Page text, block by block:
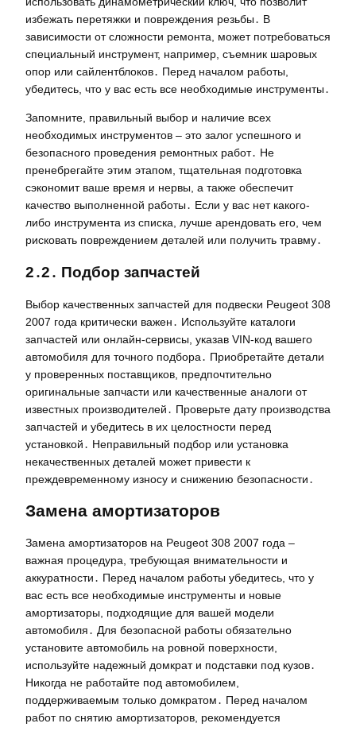
избежать перетяжки и повреждения резьбы․ В
зависимости от сложности ремонта, может потребоваться
специальный инструмент, например, съемник шаровых
опор или сайлентблоков․ Перед началом работы,
убедитесь, что у вас есть все необходимые инструменты․
Запомните, правильный выбор и наличие всех
необходимых инструментов – это залог успешного и
безопасного проведения ремонтных работ․ Не
пренебрегайте этим этапом, тщательная подготовка
сэкономит ваше время и нервы, а также обеспечит
качество выполненной работы․ Если у вас нет какого-
либо инструмента из списка, лучше арендовать его, чем
рисковать повреждением деталей или получить травму․
2․2․ Подбор запчастей
Выбор качественных запчастей для подвески Peugeot 308
2007 года критически важен․ Используйте каталоги
запчастей или онлайн-сервисы, указав VIN-код вашего
автомобиля для точного подбора․ Приобретайте детали
у проверенных поставщиков, предпочтительно
оригинальные запчасти или качественные аналоги от
известных производителей․ Проверьте дату производства
запчастей и убедитесь в их целостности перед
установкой․ Неправильный подбор или установка
некачественных деталей может привести к
преждевременному износу и снижению безопасности․
Замена амортизаторов
Замена амортизаторов на Peugeot 308 2007 года –
важная процедура, требующая внимательности и
аккуратности․ Перед началом работы убедитесь, что у
вас есть все необходимые инструменты и новые
амортизаторы, подходящие для вашей модели
автомобиля․ Для безопасной работы обязательно
установите автомобиль на ровной поверхности,
используйте надежный домкрат и подставки под кузов․
Никогда не работайте под автомобилем,
поддерживаемым только домкратом․ Перед началом
работ по снятию амортизаторов, рекомендуется